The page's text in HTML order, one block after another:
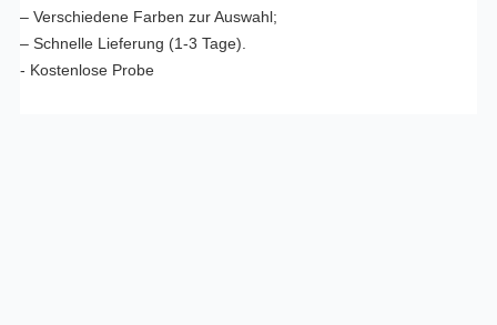
– Verschiedene Farben zur Auswahl;
– Schnelle Lieferung (1-3 Tage).
- Kostenlose Probe